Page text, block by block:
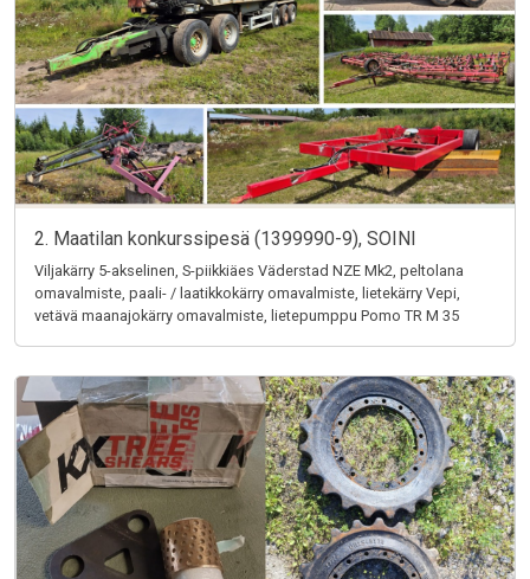
2. Maatilan konkurssipesä (1399990-9), SOINI
Viljakärry 5-akselinen, S-piikkiäes Väderstad NZE Mk2, peltolana
omavalmiste, paali- / laatikkokärry omavalmiste, lietekärry Vepi,
vetävä maanajokärry omavalmiste, lietepumppu Pomo TR M 35